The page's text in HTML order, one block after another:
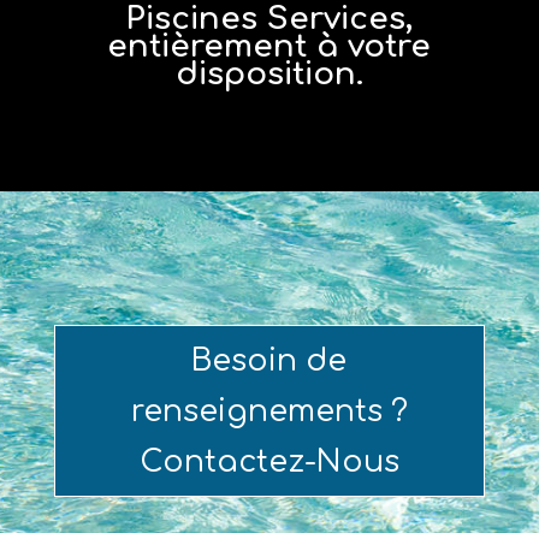
Piscines Services,
entièrement à votre
disposition.
Besoin de
renseignements ?
Contactez-Nous